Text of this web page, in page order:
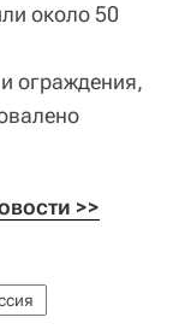
около 50
ограждения,
>>